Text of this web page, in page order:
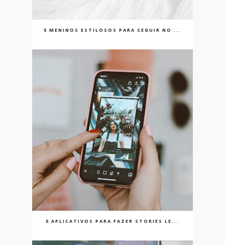
5 MENINOS ESTILOSOS PARA SEGUIR NO ...
5 APLICATIVOS PARA FAZER STORIES LE...